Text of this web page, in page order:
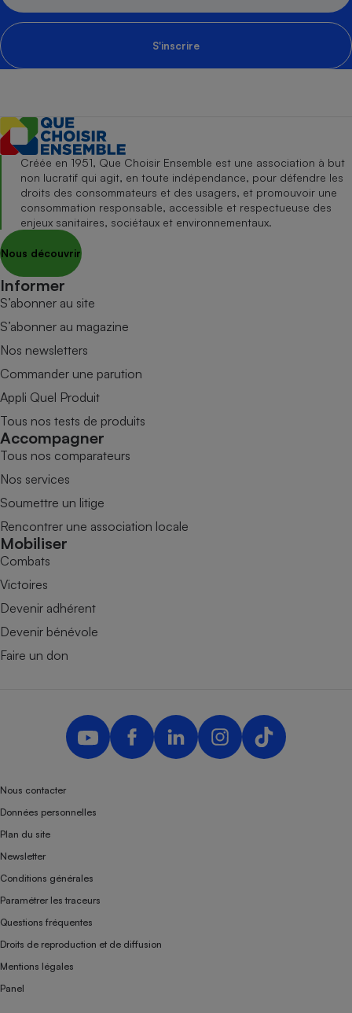
S'inscrire
Créée en 1951, Que Choisir Ensemble est une association à but
non lucratif qui agit, en toute indépendance, pour défendre les
droits des consommateurs et des usagers, et promouvoir une
consommation responsable, accessible et respectueuse des
enjeux sanitaires, sociétaux et environnementaux.
Nous découvrir
Informer
S’abonner au site
S’abonner au magazine
Nos newsletters
Commander une parution
Appli Quel Produit
Tous nos tests de produits
Accompagner
Tous nos comparateurs
Nos services
Soumettre un litige
Rencontrer une association locale
Mobiliser
Combats
Victoires
Devenir adhérent
Devenir bénévole
Faire un don
Nous contacter
Données personnelles
Plan du site
Newsletter
Conditions générales
Paramétrer les traceurs
Questions fréquentes
Droits de reproduction et de diffusion
Mentions légales
Panel